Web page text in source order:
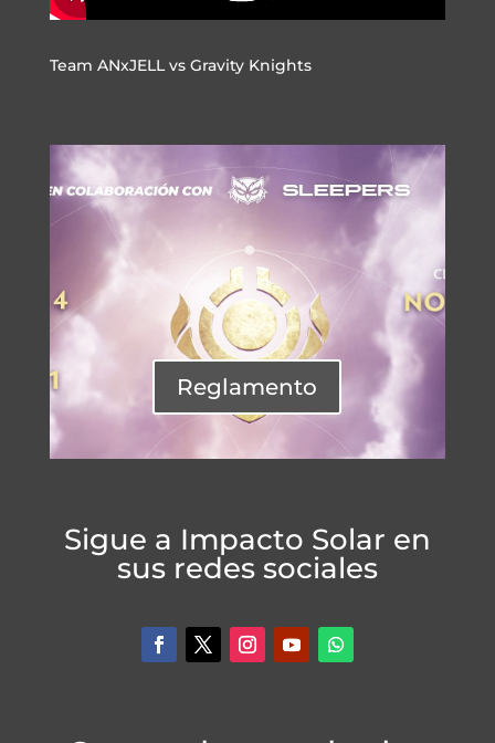
Team ANxJELL vs Gravity Knights
Reglamento
Sigue a Impacto Solar en
sus redes sociales